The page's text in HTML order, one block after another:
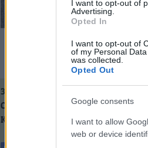
I want to opt-out of
Advertising.
Opted In
I want to opt-out of
of my Personal
was collected.
Opted Out
Google consents
I want to allow
web or device
36
Címkék:
jobboldalbaloldal
Kövess minket a Facebookon is!